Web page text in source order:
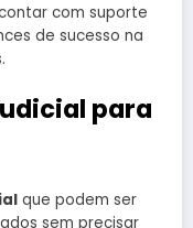
com suporte
de sucesso na
para
que podem ser
sem precisar